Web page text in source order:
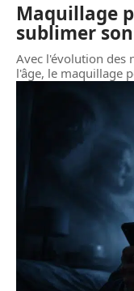
Maquillage
sublimer
Avec l'évolution des
l'âge, le maquillage